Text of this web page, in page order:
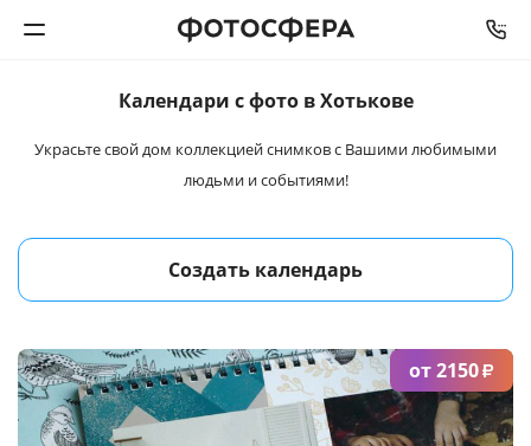
Календари
Интерьерная печать
Фотоподарки
Багетная мастерская
Календари с фото в Хотькове
Украсьте свой дом коллекцией снимковс Вашими любимыми
людьми и событиями!
Создать календарь
от 2150₽